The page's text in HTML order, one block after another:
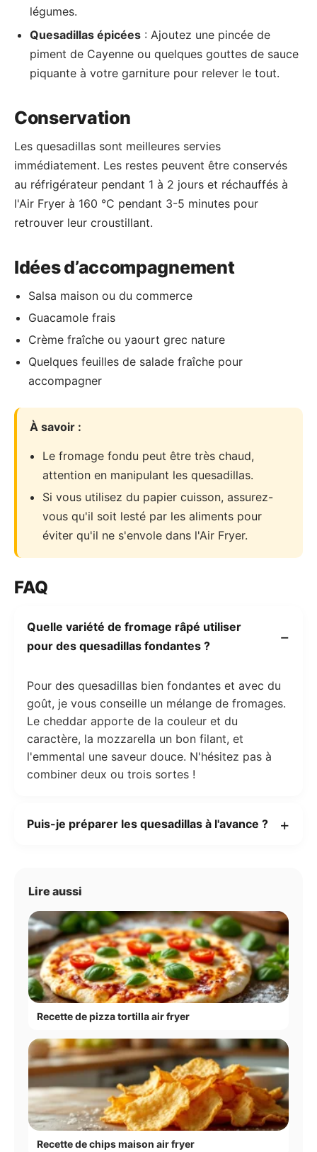
légumes.
Quesadillas épicées : Ajoutez une pincée de
piment de Cayenne ou quelques gouttes de sauce
piquante à votre garniture pour relever le tout.
Conservation
Les quesadillas sont meilleures servies
immédiatement. Les restes peuvent être conservés
au réfrigérateur pendant 1 à 2 jours et réchauffés à
l'Air Fryer à 160 °C pendant 3-5 minutes pour
retrouver leur croustillant.
Idées d’accompagnement
Salsa maison ou du commerce
Guacamole frais
Crème fraîche ou yaourt grec nature
Quelques feuilles de salade fraîche pour
accompagner
À savoir :
Le fromage fondu peut être très chaud,
attention en manipulant les quesadillas.
Si vous utilisez du papier cuisson, assurez-
vous qu'il soit lesté par les aliments pour
éviter qu'il ne s'envole dans l'Air Fryer.
FAQ
Quelle variété de fromage râpé utiliser
pour des quesadillas fondantes ?
Pour des quesadillas bien fondantes et avec du
goût, je vous conseille un mélange de fromages.
Le cheddar apporte de la couleur et du
caractère, la mozzarella un bon filant, et
l'emmental une saveur douce. N'hésitez pas à
combiner deux ou trois sortes !
Puis-je préparer les quesadillas à l'avance ?
Lire aussi
Recette de pizza tortilla air fryer
Recette de chips maison air fryer